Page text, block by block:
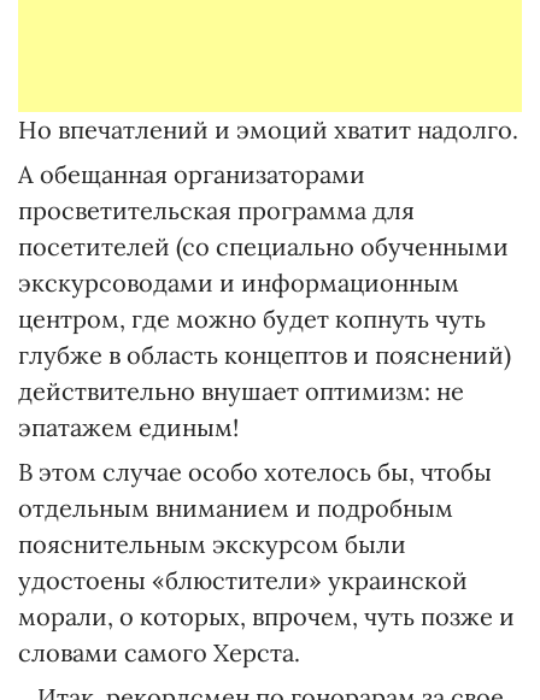
Но впечатлений и эмоций хватит надолго.
А обещанная организаторами
просветительская программа для
посетителей (со специально обученными
экскурсоводами и информационным
центром, где можно будет копнуть чуть
глубже в область концептов и пояснений)
действительно внушает оптимизм: не
эпатажем единым!
В этом случае особо хотелось бы, чтобы
отдельным вниманием и подробным
пояснительным экскурсом были
удостоены «блюстители» украинской
морали, о которых, впрочем, чуть позже и
словами самого Херста.